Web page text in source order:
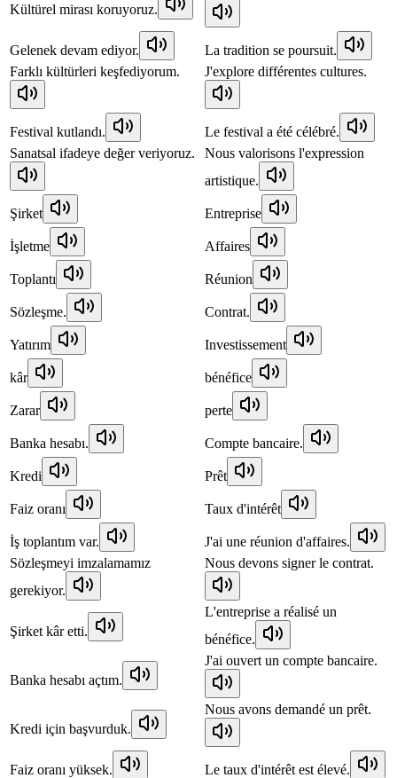
Kültürel mirası koruyoruz.
Gelenek devam ediyor.
La tradition se poursuit.
Farklı kültürleri keşfediyorum.
J'explore différentes cultures.
Festival kutlandı.
Le festival a été célébré.
Sanatsal ifadeye değer veriyoruz.
Nous valorisons l'expression
artistique.
Şirket Entreprise
İşletme Affaires
Toplantı Réunion
Sözleşme. Contrat.
Yatırım Investissement
kâr bénéfice
Zarar perte
Banka hesabı. Compte bancaire.
Kredi Prêt
Faiz oranı Taux d'intérêt
İş toplantım var.
J'ai une réunion d'affaires.
Sözleşmeyi imzalamamız
gerekiyor.
Nous devons signer le contrat.
Şirket kâr etti.
L'entreprise a réalisé un
bénéfice.
Banka hesabı açtım.
J'ai ouvert un compte bancaire.
Kredi için başvurduk.
Nous avons demandé un prêt.
Faiz oranı yüksek.
Le taux d'intérêt est élevé.